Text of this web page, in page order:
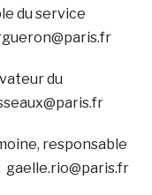
du service
du
responsable
gaelle.rio@paris.fr